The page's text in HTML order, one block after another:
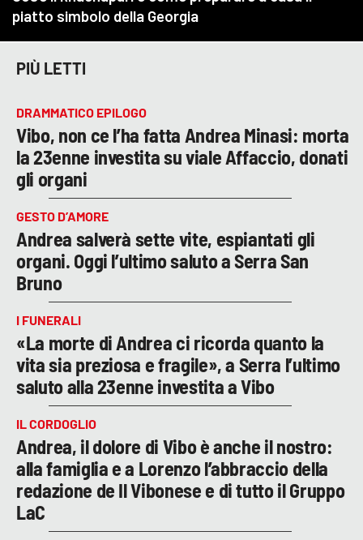
PIÙ LETTI
DRAMMATICO EPILOGO
Vibo, non ce l’ha fatta Andrea Minasi: morta
la 23enne investita su viale Affaccio, donati
gli organi
GESTO D’AMORE
Andrea salverà sette vite, espiantati gli
organi. Oggi l’ultimo saluto a Serra San
Bruno
I FUNERALI
«La morte di Andrea ci ricorda quanto la
vita sia preziosa e fragile», a Serra l’ultimo
saluto alla 23enne investita a Vibo
IL CORDOGLIO
Andrea, il dolore di Vibo è anche il nostro:
alla famiglia e a Lorenzo l’abbraccio della
redazione de Il Vibonese e di tutto il Gruppo
LaC